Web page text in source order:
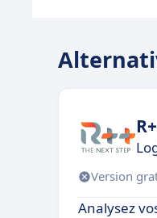
Version
Analysez